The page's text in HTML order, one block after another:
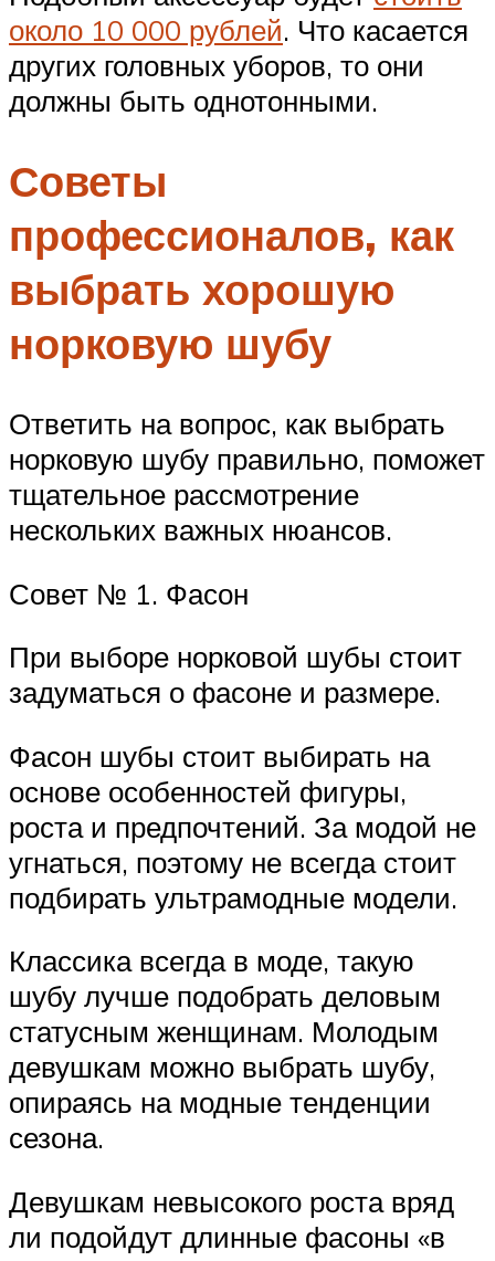
около 10 000 рублей. Что касается
других головных уборов, то они
должны быть однотонными.
Советы
профессионалов, как
выбрать хорошую
норковую шубу
Ответить на вопрос, как выбрать
норковую шубу правильно, поможет
тщательное рассмотрение
нескольких важных нюансов.
Совет № 1. Фасон
При выборе норковой шубы стоит
задуматься о фасоне и размере.
Фасон шубы стоит выбирать на
основе особенностей фигуры,
роста и предпочтений. За модой не
угнаться, поэтому не всегда стоит
подбирать ультрамодные модели.
Классика всегда в моде, такую
шубу лучше подобрать деловым
статусным женщинам. Молодым
девушкам можно выбрать шубу,
опираясь на модные тенденции
сезона.
Девушкам невысокого роста вряд
ли подойдут длинные фасоны «в